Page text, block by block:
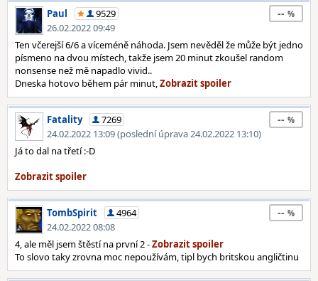
Paul
9529
26.02.2022 09:49
--
Ten včerejší 6/6 a víceméně náhoda. Jsem nevěděl že může být jedno
písmeno na dvou místech, takže jsem 20 minut zkoušel random
nonsense než mě napadlo vivid..
Dneska hotovo během pár minut,
Fatality
7269
24.02.2022 13:09 (poslední úprava 24.02.2022 13:10)
--
Já to dal na třetí :-D
TombSpirit
4964
24.02.2022 08:08
--
4, ale měl jsem štěstí na první 2 -
To slovo taky zrovna moc nepoužívám, tipl bych britskou angličtinu